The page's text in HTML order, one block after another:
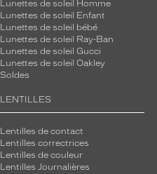
Lunettes de soleil Homme
Lunettes de soleil Enfant
Lunettes de soleil bébé
Lunettes de soleil Ray-Ban
Lunettes de soleil Gucci
Lunettes de soleil Oakley
Soldes
LENTILLES
Lentilles de contact
Lentilles correctrices
Lentilles de couleur
Lentilles Journalières